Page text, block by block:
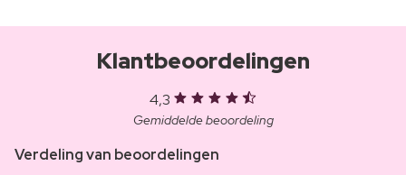
Klantbeoordelingen
4,3
Gemiddelde beoordeling
Verdeling van beoordelingen